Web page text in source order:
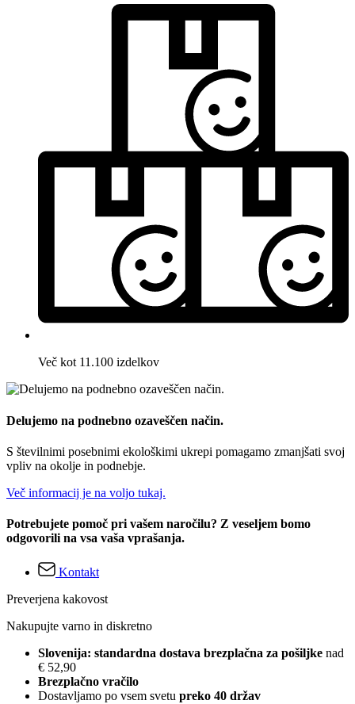
Več kot 11.100 izdelkov
Delujemo na podnebno ozaveščen način.
S številnimi posebnimi ekološkimi ukrepi pomagamo zmanjšati svoj
vpliv na okolje in podnebje.
Več informacij je na voljo tukaj.
Potrebujete pomoč pri vašem naročilu? Z veseljem bomo
odgovorili na vsa vaša vprašanja.
Kontakt
Preverjena kakovost
Nakupujte varno in diskretno
Slovenija: standardna dostava brezplačna za pošiljke nad
€ 52,90
Brezplačno vračilo
Dostavljamo po vsem svetu preko 40 držav